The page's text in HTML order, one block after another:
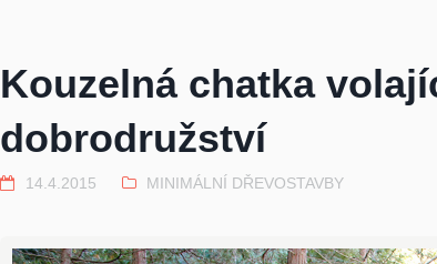
Kouzelná chatka
dobrodružství
14.4.2015 MINIMÁLNÍ DŘEVOSTAVBY